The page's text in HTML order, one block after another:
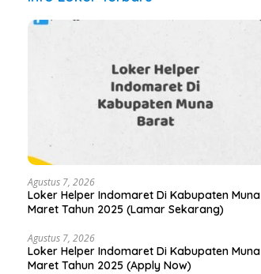
Agustus 7, 2026
Loker Helper Indomaret Di Kabupaten Muna
Maret Tahun 2025 (Lamar Sekarang)
Agustus 7, 2026
Loker Helper Indomaret Di Kabupaten Muna
Maret Tahun 2025 (Apply Now)